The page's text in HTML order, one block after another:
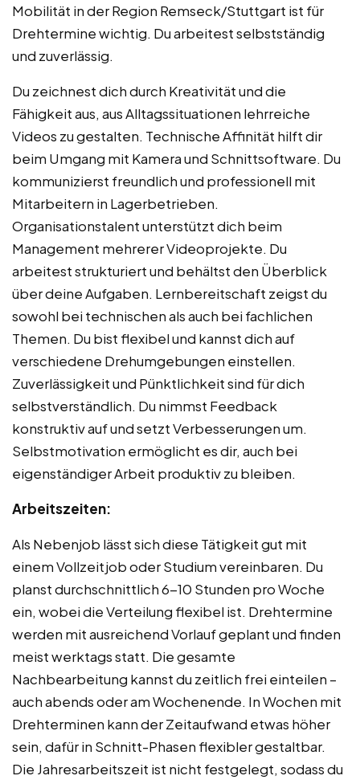
Mobilität in der Region Remseck/Stuttgart ist für
Drehtermine wichtig. Du arbeitest selbstständig
und zuverlässig.
Du zeichnest dich durch Kreativität und die
Fähigkeit aus, aus Alltagssituationen lehrreiche
Videos zu gestalten. Technische Affinität hilft dir
beim Umgang mit Kamera und Schnittsoftware. Du
kommunizierst freundlich und professionell mit
Mitarbeitern in Lagerbetrieben.
Organisationstalent unterstützt dich beim
Management mehrerer Videoprojekte. Du
arbeitest strukturiert und behältst den Überblick
über deine Aufgaben. Lernbereitschaft zeigst du
sowohl bei technischen als auch bei fachlichen
Themen. Du bist flexibel und kannst dich auf
verschiedene Drehumgebungen einstellen.
Zuverlässigkeit und Pünktlichkeit sind für dich
selbstverständlich. Du nimmst Feedback
konstruktiv auf und setzt Verbesserungen um.
Selbstmotivation ermöglicht es dir, auch bei
eigenständiger Arbeit produktiv zu bleiben.
Arbeitszeiten:
Als Nebenjob lässt sich diese Tätigkeit gut mit
einem Vollzeitjob oder Studium vereinbaren. Du
planst durchschnittlich 6-10 Stunden pro Woche
ein, wobei die Verteilung flexibel ist. Drehtermine
werden mit ausreichend Vorlauf geplant und finden
meist werktags statt. Die gesamte
Nachbearbeitung kannst du zeitlich frei einteilen –
auch abends oder am Wochenende. In Wochen mit
Drehterminen kann der Zeitaufwand etwas höher
sein, dafür in Schnitt-Phasen flexibler gestaltbar.
Die Jahresarbeitszeit ist nicht festgelegt, sodass du